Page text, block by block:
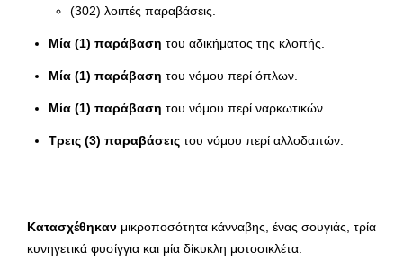
(302) λοιπές παραβάσεις.
Μία (1) παράβαση του αδικήματος της κλοπής.
Μία (1) παράβαση του νόμου περί όπλων.
Μία (1) παράβαση του νόμου περί ναρκωτικών.
Τρεις (3) παραβάσεις του νόμου περί αλλοδαπών.
Κατασχέθηκαν μικροποσότητα κάνναβης, ένας σουγιάς, τρία
κυνηγετικά φυσίγγια και μία δίκυκλη μοτοσικλέτα.